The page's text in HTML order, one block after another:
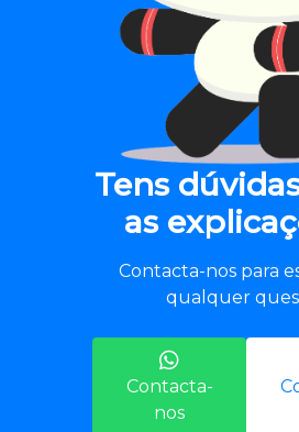
Tens
as
Contacta-nos para
qualquer
Contacta-
nos